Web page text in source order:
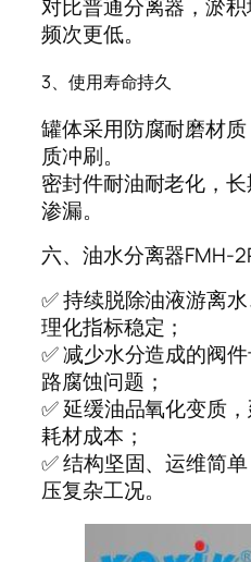
对比普通分离器，淤
频次更低。
3、使用寿命持久
罐体采用防腐耐磨材
质冲刷。
密封件耐油耐老化，
渗漏。
六、油水分离器FMH-
✅ 持续脱除油液游离
理化指标稳定；
✅ 减少水分造成的阀
路腐蚀问题；
✅ 延缓油品氧化变质
耗材成本；
✅ 结构坚固、运维简
压复杂工况。